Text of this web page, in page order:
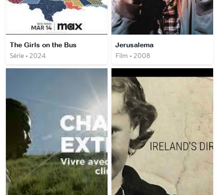
The Girls on the Bus
Série • 2024
Jerusalema
Film • 2008